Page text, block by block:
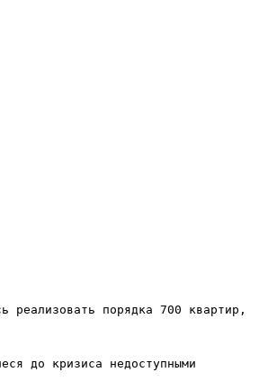
реализовать порядка 700 квартир,
до кризиса недоступными